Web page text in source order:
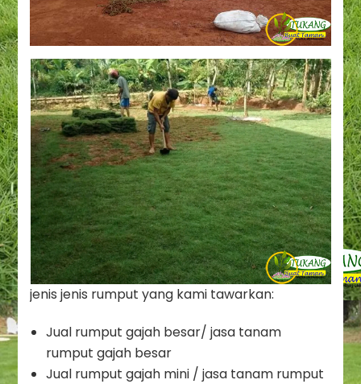
jenis jenis rumput yang kami tawarkan:
Jual rumput gajah besar/ jasa tanam
rumput gajah besar
Jual rumput gajah mini / jasa tanam rumput